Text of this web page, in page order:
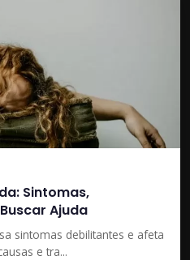
Sintomas,
Ajuda
sintomas debilitantes e afeta
e tra...